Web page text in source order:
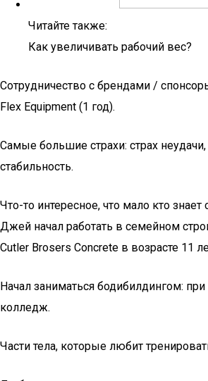
Читайте также:
Как увеличивать рабочий вес?
Сотрудничество с брендами /
Flex Equipment (1 год).
Самые большие страхи: страх
стабильность.
Что-то интересное, что мало кто
Джей начал работать в семейном
Cutler Brosers Concrete в возрасте 11
Начал заниматься бодибилдингом:
колледж.
Части тела, которые любит